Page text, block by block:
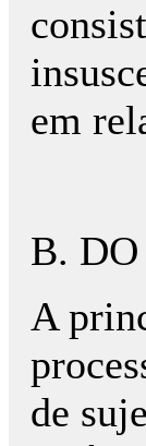
em
B.
A
de